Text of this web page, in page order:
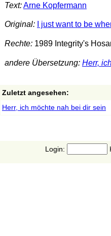
Text:Arne Kopfermann
Original: I just want to be
Rechte:1989 Integrity's
andere Übersetzung: Herr,
Zuletzt angesehen:
Herr, ich möchte nah bei dir sein
Login: